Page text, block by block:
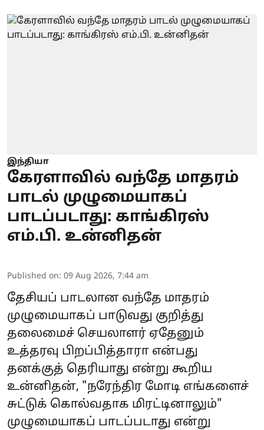
இந்தியா
கேரளாவில் வந்தே மாதரம்
பாடல் முழுமையாகப்
பாடப்படாது: காங்கிரஸ்
எம்.பி. உன்னிதன்
Published on: 09 Aug 2026, 7:44 am
தேசியப் பாடலான வந்தே மாதரம்
முழுமையாகப் பாடுவது குறித்து
தலைமைச் செயலாளர் ஏதேனும்
உத்தரவு பிறப்பித்தாரா என்பது
தனக்குத் தெரியாது என்று கூறிய
உன்னிதன், "நரேந்திர மோடி எங்களைச்
சுட்டுக் கொல்வதாக மிரட்டினாலும்"
முழுமையாகப் பாடப்படாது என்று